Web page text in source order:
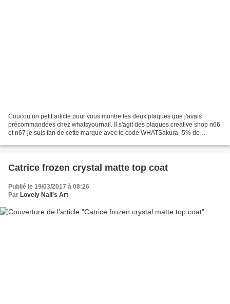
Coucou un petit article pour vous montre les deux plaques que j'avais
précommandées chez whatsyournail. Il s'agit des plaques creative shop n66
et n67 je suis fan de cette marque avec le code WHATSakura -5% de
Catrice frozen crystal matte top coat
Publié le 19/03/2017 à 08:26
Par Lovely Nail's Art